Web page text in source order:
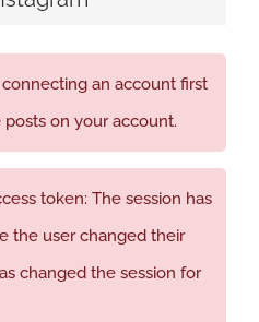
an account first
on your account.
token: The session has
the user changed their
changed the session for